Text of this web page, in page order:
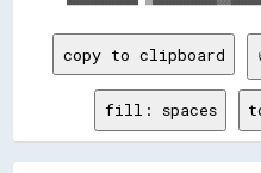
copy to clipboard
fill: spaces